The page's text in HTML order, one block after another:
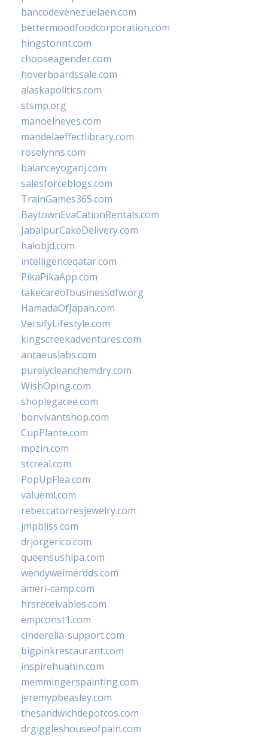
bancodevenezuelaen.com
bettermoodfoodcorporation.com
hingstonnt.com
chooseagender.com
hoverboardssale.com
alaskapolitics.com
stsmp.org
manoelneves.com
mandelaeffectlibrary.com
roselynns.com
balanceyoganj.com
salesforceblogs.com
TrainGames365.com
BaytownEvaCationRentals.com
JabalpurCakeDelivery.com
halobjd.com
intelligenceqatar.com
PikaPikaApp.com
takecareofbusinessdfw.org
HamadaOfJapan.com
VersifyLifestyle.com
kingscreekadventures.com
antaeuslabs.com
purelycleanchemdry.com
WishOping.com
shoplegacee.com
bonvivantshop.com
CupPlante.com
mpzin.com
stcreal.com
PopUpFlea.com
valueml.com
rebeccatorresjewelry.com
jmpbliss.com
drjorgerico.com
queensushipa.com
wendyweimerdds.com
ameri-camp.com
hrsreceivables.com
empconst1.com
cinderella-support.com
bigpinkrestaurant.com
inspirehuahin.com
memmingerspainting.com
jeremypbeasley.com
thesandwichdepotcos.com
drgiggleshouseofpain.com